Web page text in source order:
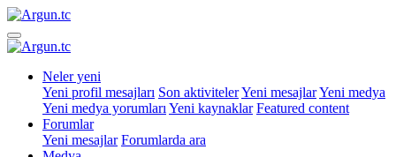
Neler yeni
Yeni profil mesajları Son aktivitelerYeni mesajlarYeni medya
Yeni medya yorumları Yeni kaynaklar Featured content
Forumlar
Yeni mesajlar Forumlarda ara